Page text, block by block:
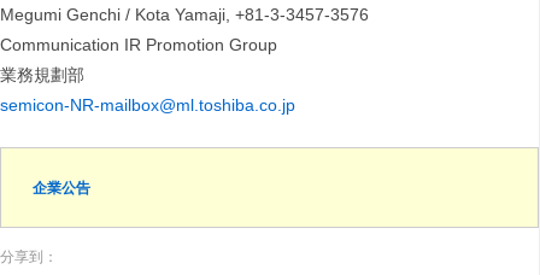
Megumi Genchi / Kota Yamaji, +81-3-3457-3576
Communication IR Promotion Group
業務規劃部
semicon-NR-mailbox@ml.toshiba.co.jp
企業公告
分享到：